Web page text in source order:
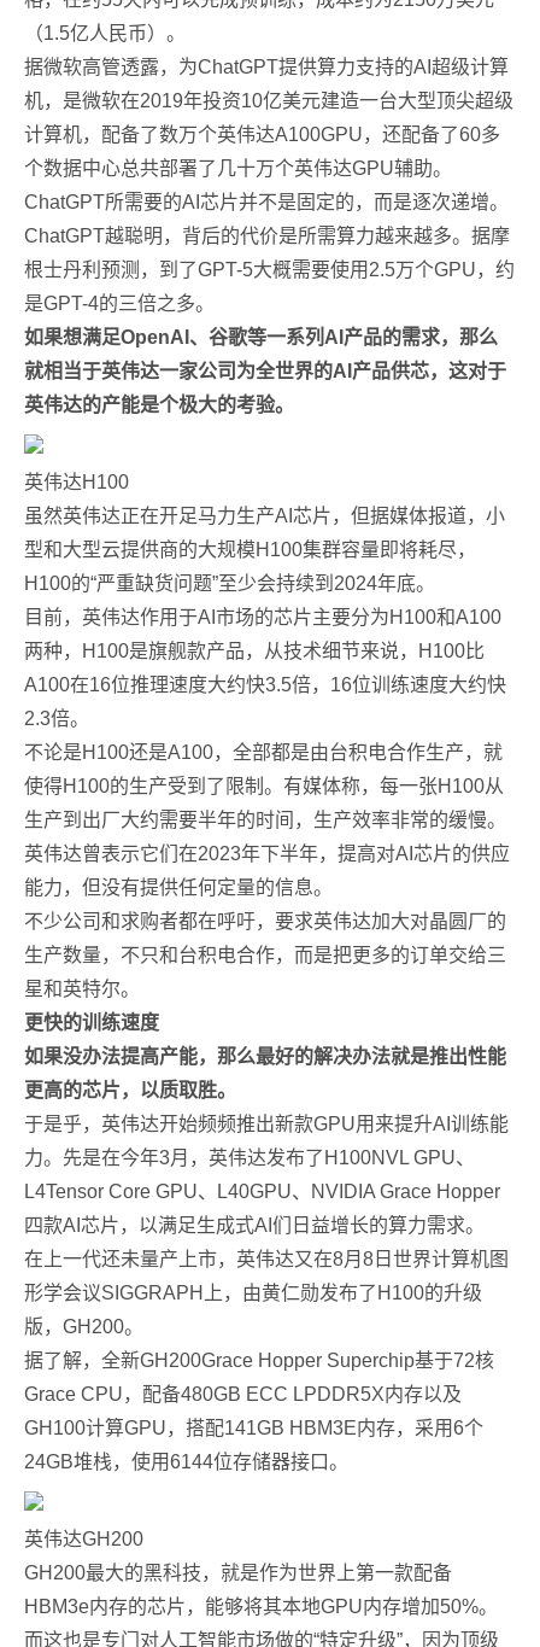
（1.5亿人民币）。
据微软高管透露，为ChatGPT提供算力支持的AI超级计算
机，是微软在2019年投资10亿美元建造一台大型顶尖超级
计算机，配备了数万个英伟达A100GPU，还配备了60多
个数据中心总共部署了几十万个英伟达GPU辅助。
ChatGPT所需要的AI芯片并不是固定的，而是逐次递增。
ChatGPT越聪明，背后的代价是所需算力越来越多。据摩
根士丹利预测，到了GPT-5大概需要使用2.5万个GPU，约
是GPT-4的三倍之多。
如果想满足OpenAI、谷歌等一系列AI产品的需求，那么
就相当于英伟达一家公司为全世界的AI产品供芯，这对于
英伟达的产能是个极大的考验。
英伟达H100
虽然英伟达正在开足马力生产AI芯片，但据媒体报道，小
型和大型云提供商的大规模H100集群容量即将耗尽，
H100的“严重缺货问题”至少会持续到2024年底。
目前，英伟达作用于AI市场的芯片主要分为H100和A100
两种，H100是旗舰款产品，从技术细节来说，H100比
A100在16位推理速度大约快3.5倍，16位训练速度大约快
2.3倍。
不论是H100还是A100，全部都是由台积电合作生产，就
使得H100的生产受到了限制。有媒体称，每一张H100从
生产到出厂大约需要半年的时间，生产效率非常的缓慢。
英伟达曾表示它们在2023年下半年，提高对AI芯片的供应
能力，但没有提供任何定量的信息。
不少公司和求购者都在呼吁，要求英伟达加大对晶圆厂的
生产数量，不只和台积电合作，而是把更多的订单交给三
星和英特尔。
更快的训练速度
如果没办法提高产能，那么最好的解决办法就是推出性能
更高的芯片，以质取胜。
于是乎，英伟达开始频频推出新款GPU用来提升AI训练能
力。先是在今年3月，英伟达发布了H100NVL GPU、
L4Tensor Core GPU、L40GPU、NVIDIA Grace Hopper
四款AI芯片，以满足生成式AI们日益增长的算力需求。
在上一代还未量产上市，英伟达又在8月8日世界计算机图
形学会议SIGGRAPH上，由黄仁勋发布了H100的升级
版，GH200。
据了解，全新GH200Grace Hopper Superchip基于72核
Grace CPU，配备480GB ECC LPDDR5X内存以及
GH100计算GPU，搭配141GB HBM3E内存，采用6个
24GB堆栈，使用6144位存储器接口。
英伟达GH200
GH200最大的黑科技，就是作为世界上第一款配备
HBM3e内存的芯片，能够将其本地GPU内存增加50%。
而这也是专门对人工智能市场做的“特定升级”，因为顶级